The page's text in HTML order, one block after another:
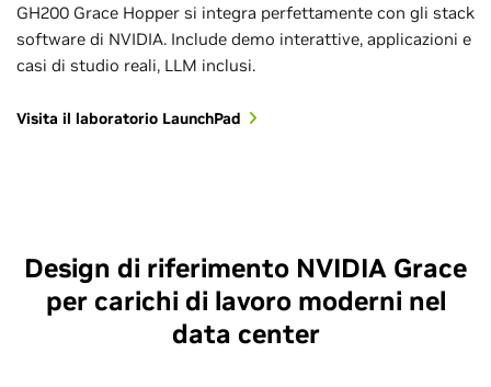
GH200 Grace Hopper si integra perfettamente con gli stack
software di NVIDIA. Include demo interattive, applicazioni e
casi di studio reali, LLM inclusi.
Visita il laboratorio LaunchPad
Design di riferimento NVIDIA Grace
per carichi di lavoro moderni nel
data center